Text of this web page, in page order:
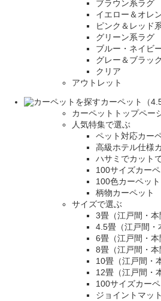
ブラウン系ラグ
イエロー＆オレ
ピンク＆レッド
グリーン系ラグ
ブルー・ネイビ
グレー＆ブラッ
クリア
アウトレット
カーペット（
カーペットトップペー
人気特集で選ぶ
ペット対応カー
高級ホテル仕様
ハサミでカット
100サイズカーペ
100色カーペット
柄物カーペット
サイズで選ぶ
3畳（江戸間・本
4.5畳（江戸間・
6畳（江戸間・本
8畳（江戸間・本
10畳（江戸間・
12畳（江戸間・
100サイズカーペ
ジョイントマッ